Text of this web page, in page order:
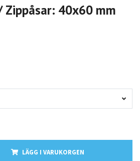
40x60 mm
LÄGG I VARUKORGEN